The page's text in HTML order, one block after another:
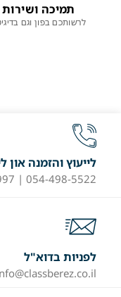
תמיכה ושירות
לרשותכם בפון וגם
לייעוץ והזמנה און
054-498-5522 | 04-9980997
לפניות בדוא"ל